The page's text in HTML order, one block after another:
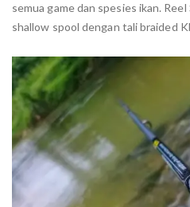
semua game dan spesies ikan.
shallow spool dengan tali braided